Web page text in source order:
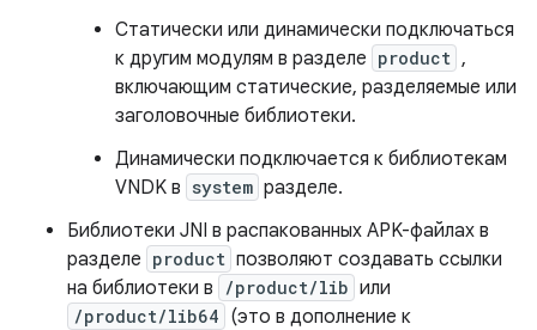
Статически или динамически подключаться
к другим модулям в разделе product ,
включающим статические, разделяемые или
заголовочные библиотеки.
Динамически подключается к библиотекам
VNDK в system разделе.
Библиотеки JNI в распакованных APK-файлах в
разделе product позволяют создавать ссылки
на библиотеки в
/product/lib или
/product/lib64 (это в дополнение к